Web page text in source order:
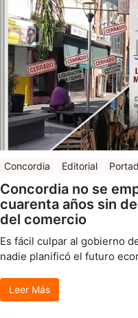
Concordia Editorial
Concordia no se
cuarenta años sin
del comercio
Es fácil culpar al gobierno
nadie planificó el futuro
Leer Más